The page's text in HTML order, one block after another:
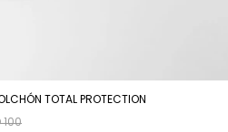
TOTAL PROTECTION
100